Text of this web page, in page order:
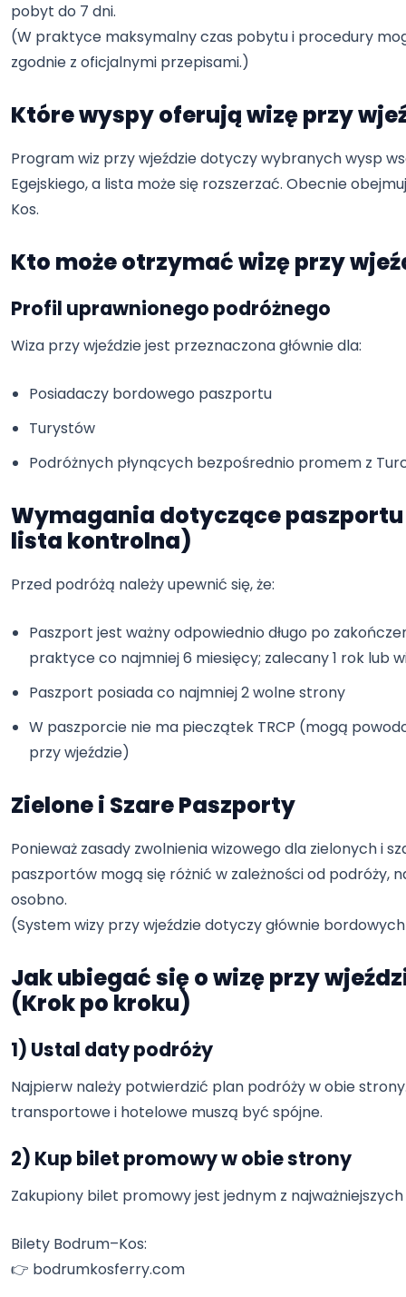
pobyt do 7 dni.
(W praktyce maksymalny czas pobytu i procedury
zgodnie z oficjalnymi przepisami.)
Które wyspy oferują wizę przy
Program wiz przy wjeździe dotyczy wybranych wysp
Egejskiego, a lista może się rozszerzać. Obecnie
Kos.
Kto może otrzymać wizę przy
Profil uprawnionego podróżnego
Wiza przy wjeździe jest przeznaczona głównie dla:
Posiadaczy bordowego paszportu
Turystów
Podróżnych płynących bezpośrednio promem z
Wymagania dotyczące
lista kontrolna)
Przed podróżą należy upewnić się, że:
Paszport jest ważny odpowiednio długo po
praktyce co najmniej 6 miesięcy; zalecany 1 rok lub
Paszport posiada co najmniej 2 wolne strony
W paszporcie nie ma pieczątek TRCP (mogą
przy wjeździe)
Zielone i Szare Paszporty
Ponieważ zasady zwolnienia wizowego dla zielonych i
paszportów mogą się różnić w zależności od podróży,
osobno.
(System wizy przy wjeździe dotyczy głównie
Jak ubiegać się o wizę przy
(Krok po kroku)
1) Ustal daty podróży
Najpierw należy potwierdzić plan podróży w obie
transportowe i hotelowe muszą być spójne.
2) Kup bilet promowy w obie strony
Zakupiony bilet promowy jest jednym z
Bilety Bodrum–Kos:
👉 bodrumkosferry.com